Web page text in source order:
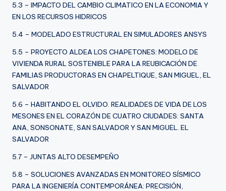
5.3 – IMPACTO DEL CAMBIO CLIMATICO EN LA ECONOMIA Y
EN LOS RECURSOS HIDRICOS
5.4 – MODELADO ESTRUCTURAL EN SIMULADORES ANSYS
5.5 – PROYECTO ALDEA LOS CHAPETONES: MODELO DE
VIVIENDA RURAL SOSTENIBLE PARA LA REUBICACIÓN DE
FAMILIAS PRODUCTORAS EN CHAPELTIQUE, SAN MIGUEL, EL
SALVADOR
5.6 – HABITANDO EL OLVIDO. REALIDADES DE VIDA DE LOS
MESONES EN EL CORAZÓN DE CUATRO CIUDADES: SANTA
ANA, SONSONATE, SAN SALVADOR Y SAN MIGUEL. EL
SALVADOR
5.7 – JUNTAS ALTO DESEMPEÑO
5.8 – SOLUCIONES AVANZADAS EN MONITOREO SÍSMICO
PARA LA INGENIERÍA CONTEMPORÁNEA: PRECISIÓN,